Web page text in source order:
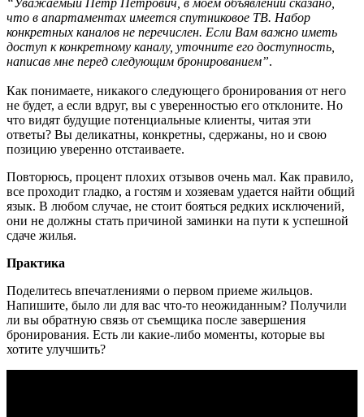
“Уважаемый Петр Петрович, в моем объявлении сказано,
что в апартаментах имеется спутниковое ТВ. Набор
конкретных каналов не перечислен. Если Вам важно иметь
доступ к конкретному каналу, уточните его доступность,
написав мне перед следующим бронированием”.
Как понимаете, никакого следующего бронирования от него
не будет, а если вдруг, вы с уверенностью его отклоните. Но
что видят будущие потенциальные клиенты, читая эти
ответы? Вы деликатны, конкретны, сдержаны, но и свою
позицию уверенно отстаиваете.
Повторюсь, процент плохих отзывов очень мал. Как правило,
все проходит гладко, а гостям и хозяевам удается найти общий
язык. В любом случае, не стоит бояться редких исключений,
они не должны стать причиной заминки на пути к успешной
сдаче жилья.
Практика
Поделитесь впечатлениями о первом приеме жильцов.
Напишите, было ли для вас что-то неожиданным? Получили
ли вы обратную связь от съемщика после завершения
бронирования. Есть ли какие-либо моменты, которые вы
хотите улучшить?